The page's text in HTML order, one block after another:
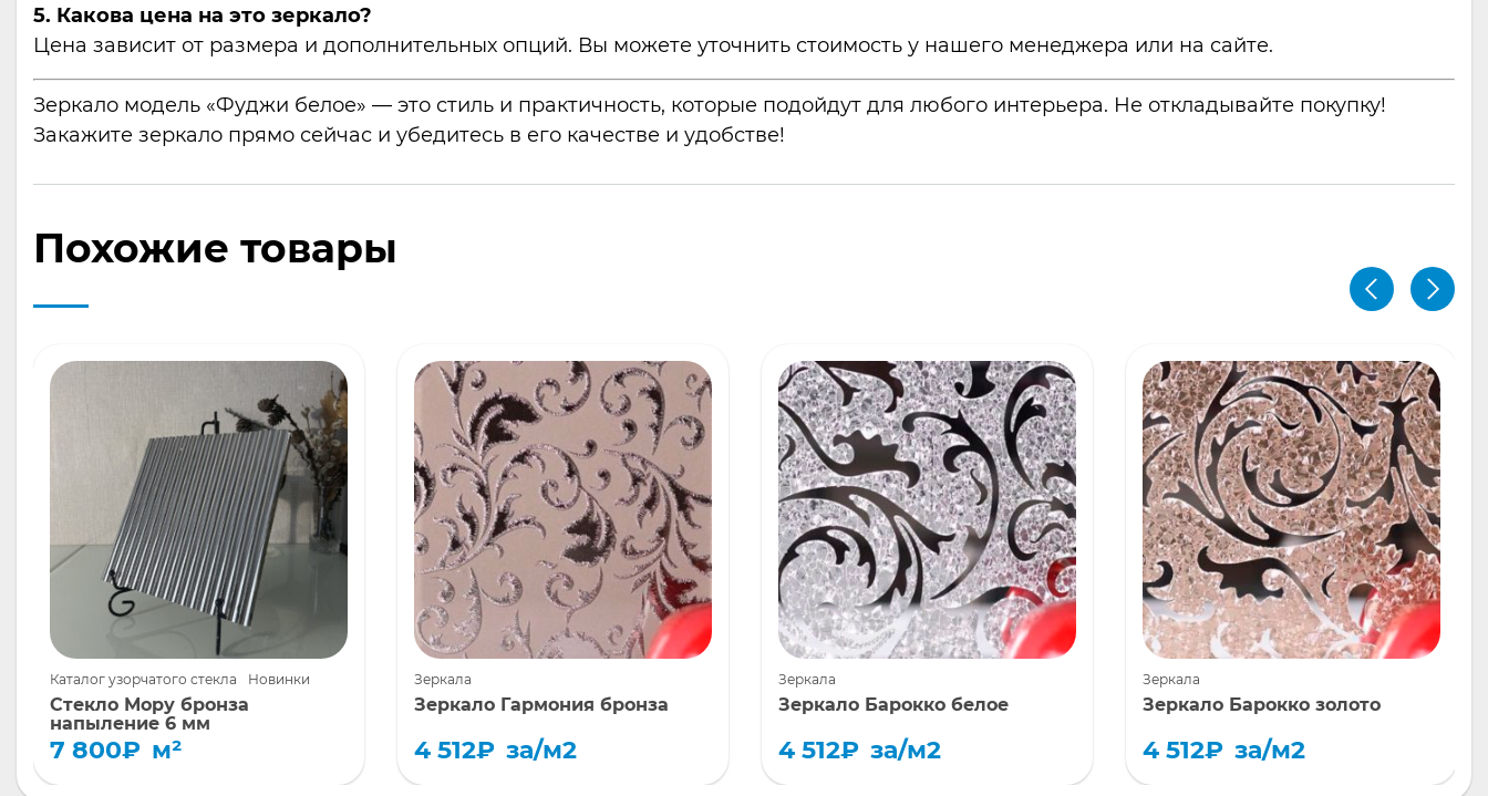
5. Какова цена на это зеркало?
Цена зависит от размера и дополнительных опций. Вы можете уточнить стоимость у нашего менеджера или на сайте.
Зеркало модель «Фуджи белое» — это стиль и практичность, которые подойдут для любого интерьера. Не откладывайте покупку!
Закажите зеркало прямо сейчас и убедитесь в его качестве и удобстве!
Похожие товары
Каталог узорчатого стекла Новинки
Стекло Мору бронза
напыление 6 мм
7 800₽ м²
Зеркала
Зеркало Гармония бронза
4 512₽ за/м2
Зеркала
Зеркало Барокко белое
4 512₽ за/м2
Зеркала
Зеркало Барокко золото
4 512₽ за/м2